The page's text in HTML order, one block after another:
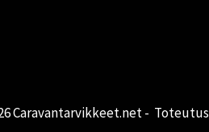
Caravantarvikkeet.net - Toteutus